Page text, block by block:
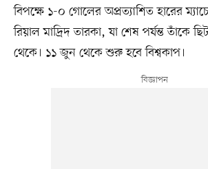
বিপক্ষে ১-০ গোলের অপ্রত্যাশিত হারের
রিয়াল মাদ্রিদ তারকা, যা শেষ পর্যন্ত তাঁকে
থেকে। ১১ জুন থেকে শুরু হবে বিশ্বকাপ।